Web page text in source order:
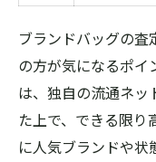
ブランドバッグの査
の方が気になるポイ
は、独自の流通ネッ
た上で、できる限り
に人気ブランドや